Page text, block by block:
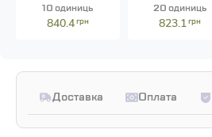
10 одиниць
840.4грн
20 одиниць
823.1грн
Доставка Оплата